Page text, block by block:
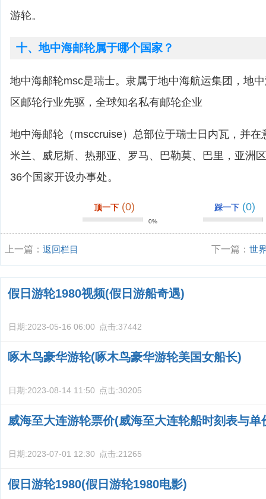
游轮。
十、地中海邮轮属于哪个国家？
地中海邮轮msc是瑞士。隶属于地中海航运集团，地
区邮轮行业先驱，全球知名私有邮轮企业
地中海邮轮（msccruise）总部位于瑞士日内瓦，并在
米兰、威尼斯、热那亚、罗马、巴勒莫、巴里，亚洲
36个国家开设办事处。
顶一下 (0)
0%
踩一下 (0)
上一篇： 返回栏目 下一篇：世
假日游轮1980视频(假日游船奇遇)
日期:2023-05-16 06:00 点击:37442
啄木鸟豪华游轮(啄木鸟豪华游轮美国女船长)
日期:2023-08-14 11:50 点击:30205
威海至大连游轮票价(威海至大连轮船时刻表与单
日期:2023-07-01 12:30 点击:21265
假日游轮1980(假日游轮1980电影)